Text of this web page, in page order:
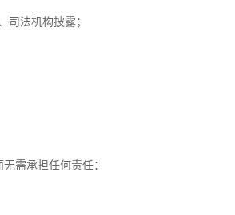
司法机构披露；
需承担任何责任：